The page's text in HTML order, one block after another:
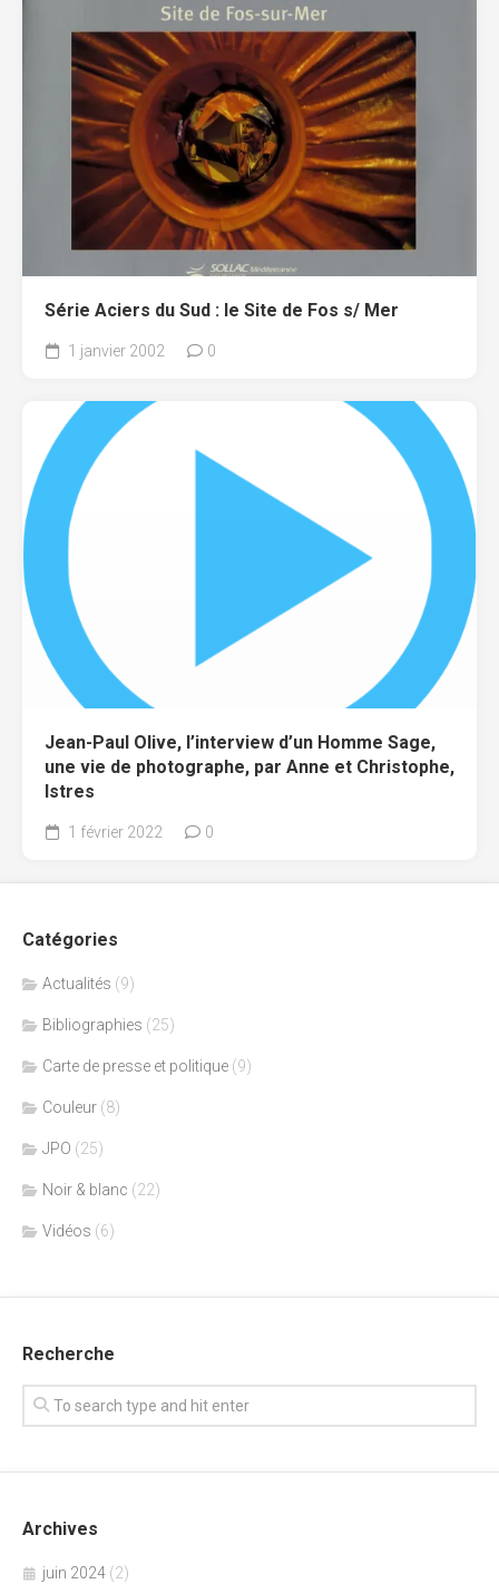
Série Aciers du Sud : le Site de Fos s/ Mer
1 janvier 2002 0
Jean-Paul Olive, l’interview d’un Homme Sage,
une vie de photographe, par Anne et Christophe,
Istres
1 février 2022 0
Catégories
Actualités (9)
Bibliographies (25)
Carte de presse et politique (9)
Couleur (8)
JPO (25)
Noir & blanc (22)
Vidéos (6)
Recherche
Archives
juin 2024 (2)